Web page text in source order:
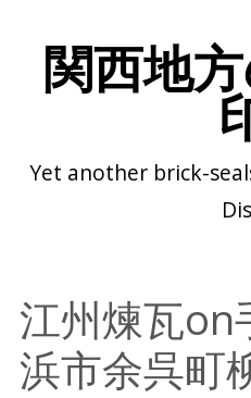
関西地
Yet another brick-
江州煉瓦on
浜市余呉町